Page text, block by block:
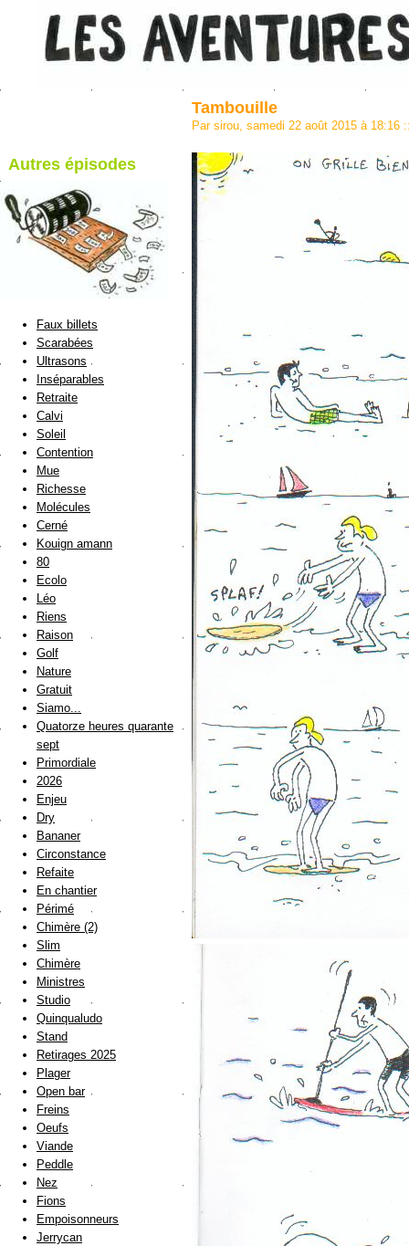
blog de Sirou
Tambouille
Par sirou, samedi 22 août 2015 à 18:16
Autres épisodes
Faux billets
Scarabées
Ultrasons
Inséparables
Retraite
Calvi
Soleil
Contention
Mue
Richesse
Molécules
Cerné
Kouign amann
80
Ecolo
Léo
Riens
Raison
Golf
Nature
Gratuit
Siamo...
Quatorze heures quarante
sept
Primordiale
2026
Enjeu
Dry
Bananer
Circonstance
Refaite
En chantier
Périmé
Chimère (2)
Slim
Chimère
Ministres
Studio
Quinqualudo
Stand
Retirages 2025
Plager
Open bar
Freins
Oeufs
Viande
Peddle
Nez
Fions
Empoisonneurs
Jerrycan